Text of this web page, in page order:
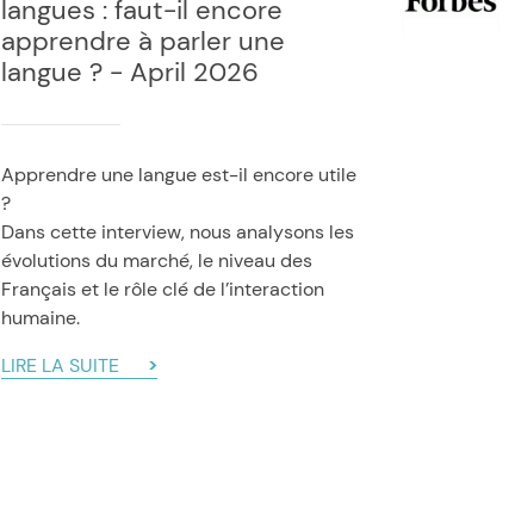
langues : faut-il encore
apprendre à parler une
langue ? - April 2026
Apprendre une langue est-il encore utile
?
Dans cette interview, nous analysons les
évolutions du marché, le niveau des
Français et le rôle clé de l’interaction
humaine.
LIRE LA SUITE